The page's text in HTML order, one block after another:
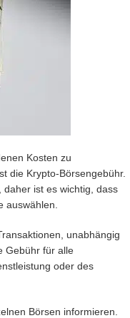
Kosten zu
die Krypto-Börsengebühr.
ist es wichtig, dass
auswählen.
unabhängig
Gebühr für alle
oder des
Börsen informieren.